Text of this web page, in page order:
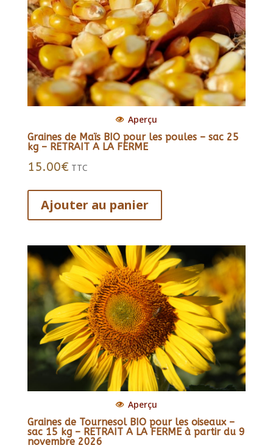
Aperçu
Graines de Maïs BIO pour les poules – sac 25
kg – RETRAIT A LA FERME
15.00€ TTC
Ajouter au panier
Aperçu
Graines de Tournesol BIO pour les oiseaux –
sac 15 kg – RETRAIT A LA FERME à partir du 9
novembre 2026